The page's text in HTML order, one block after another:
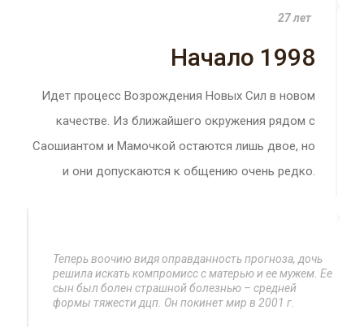
27 лет
Начало 1998
Идет процесс Возрождения Новых Сил в новом
качестве. Из ближайшего окружения рядом с
Саошиантом и Мамочкой остаются лишь двое, но
и они допускаются к общению очень редко.
Теперь воочию видя оправданность прогноза, дочь
решила искать компромисс с матерью и ее мужем. Ее
сын был болен страшной болезнью – средней
формы тяжести дцп. Он покинет мир в 2001 г.